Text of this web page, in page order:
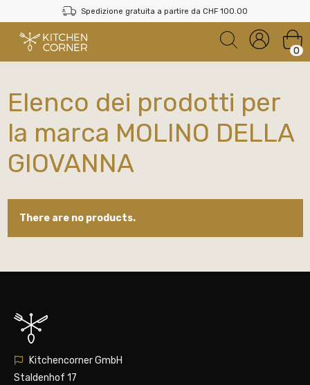
Spedizione gratuita a partire da CHF 100.00
0
Elenco dei prodotti per
la marca MOLINO DELLA
GIOVANNA
There are no products.
Kitchencorner GmbH
Staldenhof 17